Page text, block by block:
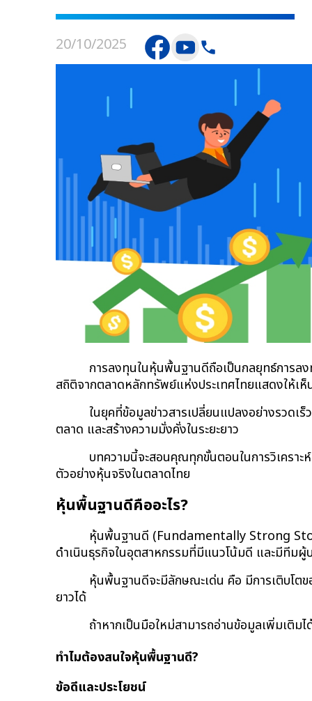
20/10/2025
การลงทุนในหุ้นพื้นฐานดีถือเป็นกลยุทธ์การล
สถิติจากตลาดหลักทรัพย์แห่งประเทศไทยแสดงให้เ
ในยุคที่ข้อมูลข่าวสารเปลี่ยนแปลงอย่างรวด
ตลาด และสร้างความมั่งคั่งในระยะยาว
บทความนี้จะสอนคุณทุกขั้นตอนในการวิเครา
ตัวอย่างหุ้นจริงในตลาดไทย
หุ้นพื้นฐานดีคืออะไร?
หุ้นพื้นฐานดี (Fundamentally Strong
ดำเนินธุรกิจในอุตสาหกรรมที่มีแนวโน้มดี และมีทีมผู้
หุ้นพื้นฐานดีจะมีลักษณะเด่น คือ มีการเติบโตข
ยาวได้
ถ้าหากเป็นมือใหม่สามารถอ่านข้อมูลเพิ่มเติมไ
ทำไมต้องสนใจหุ้นพื้นฐานดี?
ข้อดีและประโยชน์